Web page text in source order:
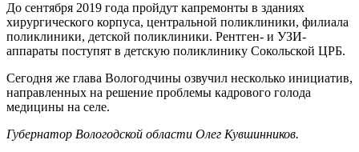
До сентября 2019 года пройдут капремонты в зданиях
хирургического корпуса, центральной поликлиники, филиала
поликлиники, детской поликлиники. Рентген- и УЗИ-
аппараты поступят в детскую поликлинику Сокольской ЦРБ.
Сегодня же глава Вологодчины озвучил несколько инициатив,
направленных на решение проблемы кадрового голода
медицины на селе.
Губернатор Вологодской области Олег Кувшинников.